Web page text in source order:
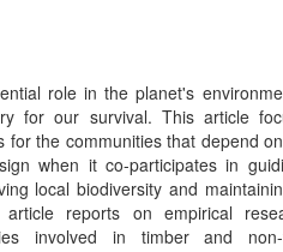
role in the planet's
for our survival. This article
the communities that depend
when it co-participates in
local biodiversity and
article reports on empirical
involved in timber and